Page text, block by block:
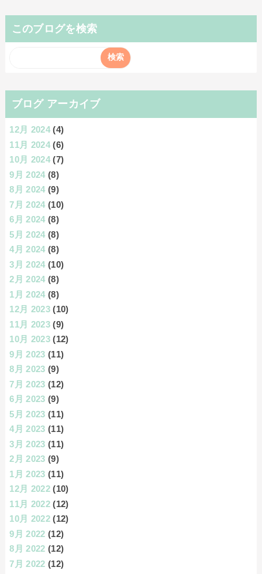
このブログを検索
ブログ アーカイブ
12月 2024 (4)
11月 2024 (6)
10月 2024 (7)
9月 2024 (8)
8月 2024 (9)
7月 2024 (10)
6月 2024 (8)
5月 2024 (8)
4月 2024 (8)
3月 2024 (10)
2月 2024 (8)
1月 2024 (8)
12月 2023 (10)
11月 2023 (9)
10月 2023 (12)
9月 2023 (11)
8月 2023 (9)
7月 2023 (12)
6月 2023 (9)
5月 2023 (11)
4月 2023 (11)
3月 2023 (11)
2月 2023 (9)
1月 2023 (11)
12月 2022 (10)
11月 2022 (12)
10月 2022 (12)
9月 2022 (12)
8月 2022 (12)
7月 2022 (12)